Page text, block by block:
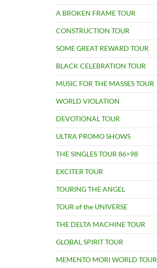
A BROKEN FRAME TOUR
CONSTRUCTION TOUR
SOME GREAT REWARD TOUR
BLACK CELEBRATION TOUR
MUSIC FOR THE MASSES TOUR
WORLD VIOLATION
DEVOTIONAL TOUR
ULTRA PROMO SHOWS
THE SINGLES TOUR 86>98
EXCITER TOUR
TOURING THE ANGEL
TOUR of the UNIVERSE
THE DELTA MACHINE TOUR
GLOBAL SPIRIT TOUR
MEMENTO MORI WORLD TOUR